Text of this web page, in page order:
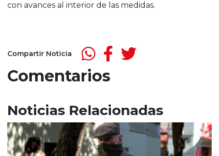
con avances al interior de las medidas.
Compartir Noticia
Comentarios
Noticias Relacionadas